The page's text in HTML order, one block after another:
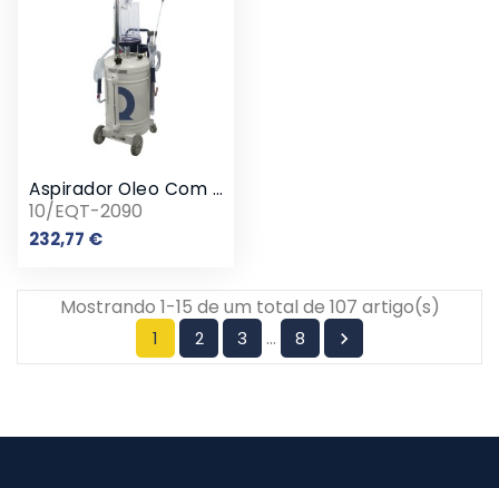
Aspirador Oleo Com Visor E Aparadeira E Varetas
10/EQT-2090
232,77 €Preço
Mostrando 1-15 de um total de 107 artigo(s)
1 2 3 … 8 